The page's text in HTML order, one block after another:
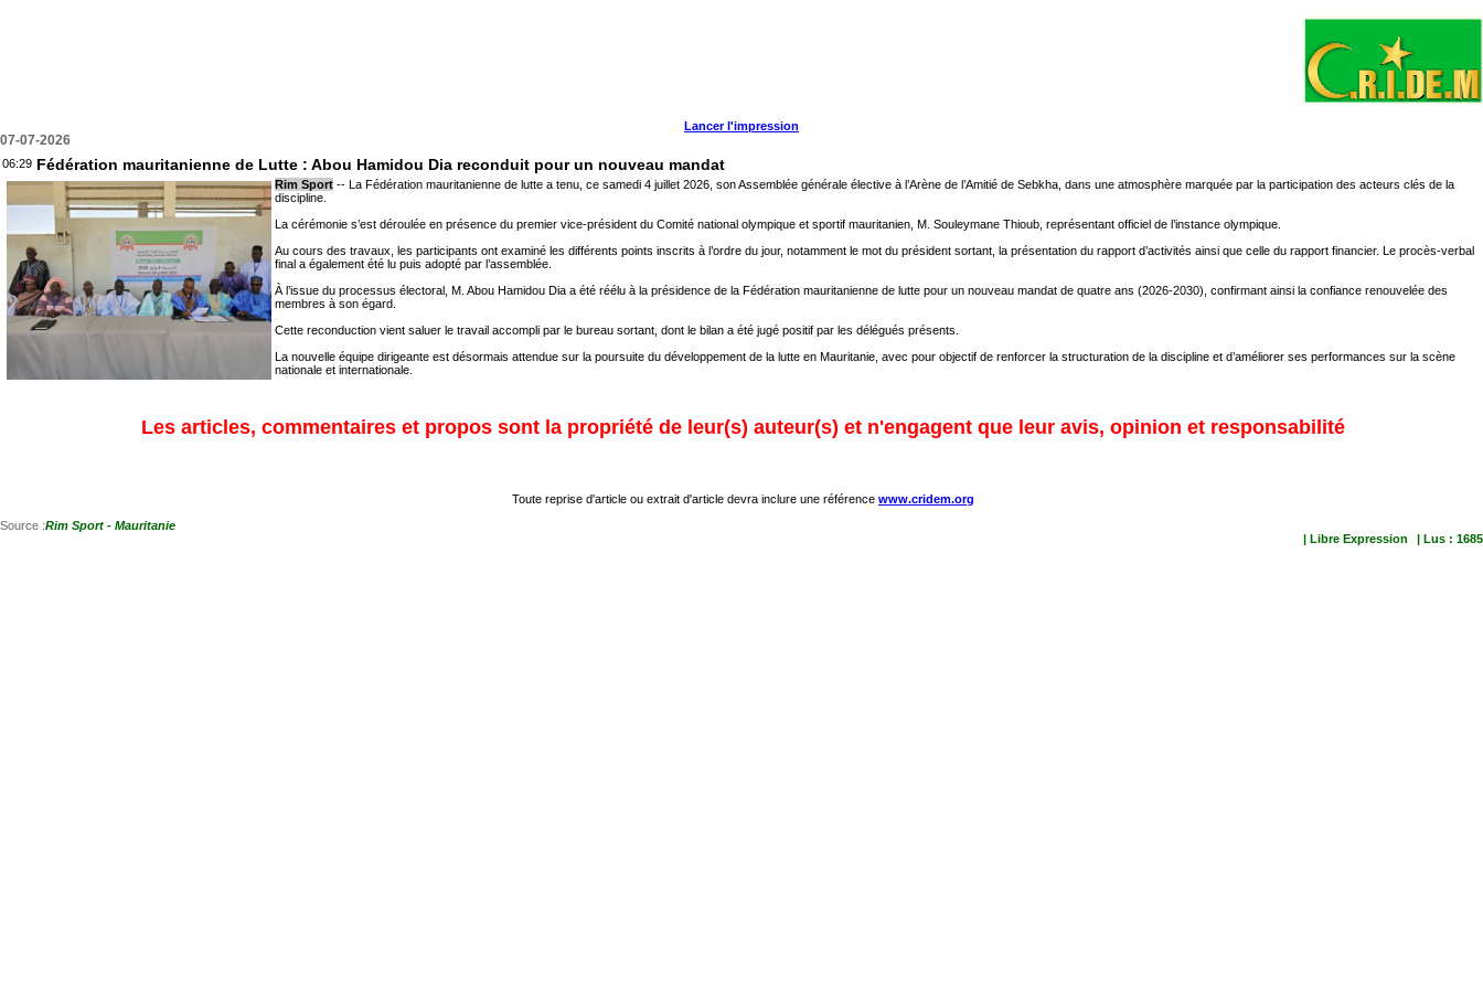
Lancer l'impression
07-07-2026
06:29 Fédération mauritanienne de Lutte : Abou Hamidou Dia reconduit pour un nouveau mandat
Rim Sport -- La Fédération mauritanienne de lutte a tenu, ce samedi 4 juillet 2026, son Assemblée générale élective à l’Arène de l’Amitié de Sebkha, dans une atmosphère marquée par la participation des acteurs clés de la
discipline.
La cérémonie s’est déroulée en présence du premier vice-président du Comité national olympique et sportif mauritanien, M. Souleymane Thioub, représentant officiel de l’instance olympique.
Au cours des travaux, les participants ont examiné les différents points inscrits à l’ordre du jour, notamment le mot du président sortant, la présentation du rapport d’activités ainsi que celle du rapport financier. Le procès-verbal
final a également été lu puis adopté par l’assemblée.
À l’issue du processus électoral, M. Abou Hamidou Dia a été réélu à la présidence de la Fédération mauritanienne de lutte pour un nouveau mandat de quatre ans (2026-2030), confirmant ainsi la confiance renouvelée des
membres à son égard.
Cette reconduction vient saluer le travail accompli par le bureau sortant, dont le bilan a été jugé positif par les délégués présents.
La nouvelle équipe dirigeante est désormais attendue sur la poursuite du développement de la lutte en Mauritanie, avec pour objectif de renforcer la structuration de la discipline et d’améliorer ses performances sur la scène
nationale et internationale.
Les articles, commentaires et propos sont la propriété de leur(s) auteur(s) et n'engagent que leur avis, opinion et responsabilité
Toute reprise d'article ou extrait d'article devra inclure une référence www.cridem.org
Source :Rim Sport - Mauritanie
| Libre Expression
| Lus : 1685